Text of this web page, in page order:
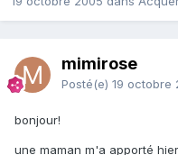
mimirose
Posté(e) 19 octobre
bonjour!
une maman m'a apporté